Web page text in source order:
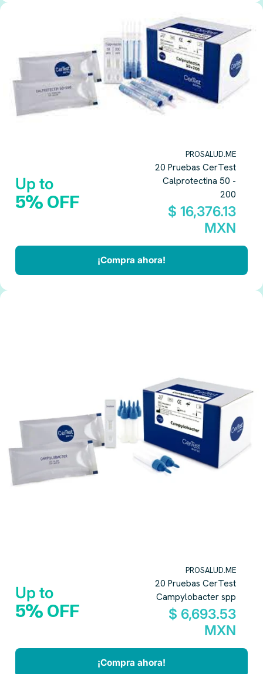
Up to
5% OFF
PROSALUD.ME
20 Pruebas CerTest
Calprotectina 50 -
200
$ 16,376.13
MXN
¡Compra ahora!
Up to
5% OFF
PROSALUD.ME
20 Pruebas CerTest
Campylobacter spp
$ 6,693.53
MXN
¡Compra ahora!